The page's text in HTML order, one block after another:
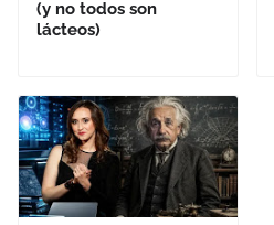
(y no todos son
lácteos)